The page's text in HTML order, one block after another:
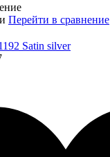
Перейти в сравнение
Satin silver